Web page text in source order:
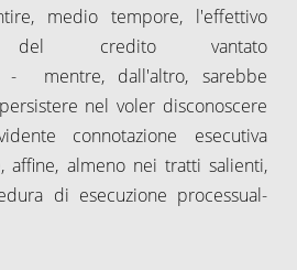
medio tempore, l'effettivo
del credito vantato
- mentre, dall'altro, sarebbe
nel voler disconoscere
connotazione esecutiva
affine, almeno nei tratti salienti,
di esecuzione processual-